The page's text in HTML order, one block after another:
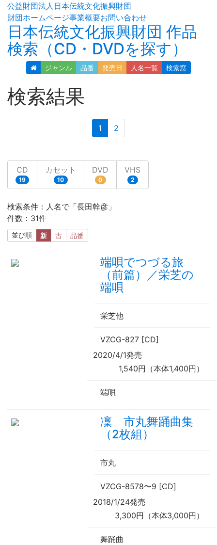
公益財団法人日本伝統文化振興財団
財団ホームページ事業概要お問い合わせ
日本伝統文化振興財団 作品
検索（CD・DVDを探す）
ジャンル 品番 発売日 人名一覧 検索窓
検索結果
1 (current)
2
CD
19
カセット
10
DVD
0
VHS
2
検索条件：人名で「長田幹彦」
件数：31件
並び順 新 古 品番
端唄でつづる旅
（前篇）／栄芝の
端唄
栄芝他
VZCG-827 [CD]
2020/4/1発売
1,540円（本体1,400円）
端唄
凜 市丸舞踊曲集
（2枚組）
市丸
VZCG-8578〜9 [CD]
2018/1/24発売
3,300円（本体3,000円）
舞踊曲